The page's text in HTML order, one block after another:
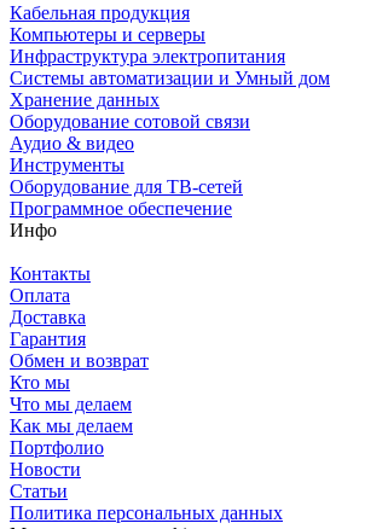
Кабельная продукция
Компьютеры и серверы
Инфраструктура электропитания
Системы автоматизации и Умный дом
Хранение данных
Оборудование сотовой связи
Аудио & видео
Инструменты
Оборудование для ТВ-сетей
Программное обеспечение
Инфо
Контакты
Оплата
Доставка
Гарантия
Обмен и возврат
Кто мы
Что мы делаем
Как мы делаем
Портфолио
Новости
Статьи
Политика персональных данных